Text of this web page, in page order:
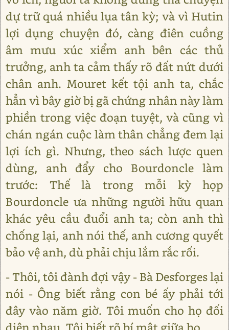
dự trữ quá nhiều lụa tân kỳ; và vì Hutin
lợi dụng chuyện đó, càng điên cuồng
âm mưu xúc xiểm anh bên các thủ
trưởng, anh ta cảm thấy rõ đất nứt dưới
chân anh. Mouret kết tội anh ta, chắc
hẳn vì bây giờ bị gã chứng nhân này làm
phiền trong việc đoạn tuyệt, và cũng vì
chán ngán cuộc làm thân chẳng đem lại
lợi ích gì. Nhưng, theo sách lược quen
dùng, anh đẩy cho Bourdoncle làm
trước: Thế là trong mỗi kỳ họp
Bourdoncle ưa những người hữu quan
khác yêu cầu đuổi anh ta; còn anh thì
chống lại, anh nói thế, anh cương quyết
bảo vệ anh, dù phải chịu lắm rắc rối.
- Thôi, tôi đành đợi vậy - Bà Desforges lại
nói - Ông biết rằng con bé ấy phải tới
đây vào năm giờ. Tôi muốn cho họ đối